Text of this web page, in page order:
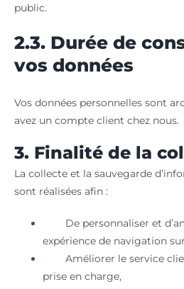
public.
2.3. Durée de
vos données
Vos données personnelles sont
avez un compte client chez nous.
3. Finalité de la
La collecte et la sauvegarde
sont réalisées afin :
De personnaliser et
expérience de navigation
Améliorer le service
prise en charge,